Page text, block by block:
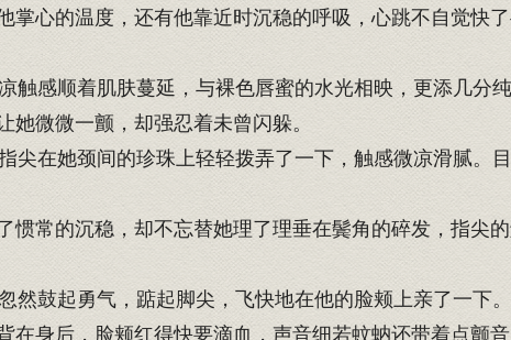
掌心的温度，还有他靠近时沉稳的呼吸，心跳不自觉快
感顺着肌肤蔓延，与裸色唇蜜的水光相映，更添几分
她微微一颤，却强忍着未曾闪躲。
在她颈间的珍珠上轻轻拨弄了一下，触感微凉滑腻。
常的沉稳，却不忘替她理了理垂在鬓角的碎发，指尖
鼓起勇气，踮起脚尖，飞快地在他的脸颊上亲了一下
在身后，脸颊红得快要滴血，声音细若蚊蚋还带着点颤